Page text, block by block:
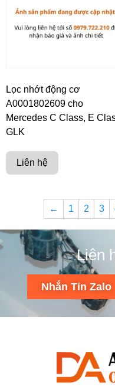
Lọc nhớt động cơ
A0001802609 cho
Mercedes C Class, E
GLK
Liên hệ
← 1 2 3
Liên
Nhắn Tin Zalo